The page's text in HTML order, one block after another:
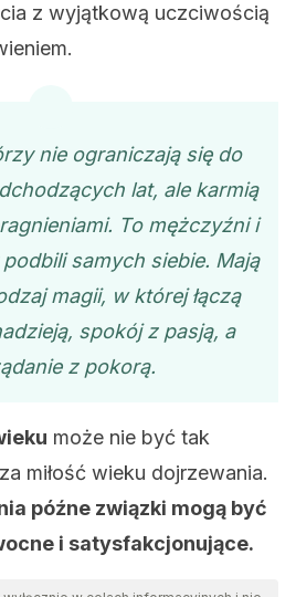
z wyjątkową uczciwością
nie ograniczają się do
lat, ale karmią
To mężczyźni i
samych siebie. Mają
magii, w której łączą
spokój z pasją, a
z pokorą.
może nie być tak
miłość wieku dojrzewania.
późne związki mogą być
i satysfakcjonujące.